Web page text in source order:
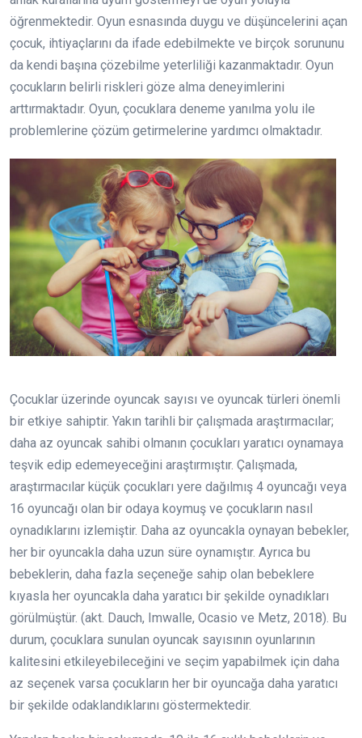
öğrenmektedir. Oyun esnasında duygu ve düşüncelerini açan
çocuk, ihtiyaçlarını da ifade edebilmekte ve birçok sorununu
da kendi başına çözebilme yeterliliği kazanmaktadır. Oyun
çocukların belirli riskleri göze alma deneyimlerini
arttırmaktadır. Oyun, çocuklara deneme yanılma yolu ile
problemlerine çözüm getirmelerine yardımcı olmaktadır.
Çocuklar üzerinde oyuncak sayısı ve oyuncak türleri önemli
bir etkiye sahiptir. Yakın tarihli bir çalışmada araştırmacılar;
daha az oyuncak sahibi olmanın çocukları yaratıcı oynamaya
teşvik edip edemeyeceğini araştırmıştır. Çalışmada,
araştırmacılar küçük çocukları yere dağılmış 4 oyuncağı veya
16 oyuncağı olan bir odaya koymuş ve çocukların nasıl
oynadıklarını izlemiştir. Daha az oyuncakla oynayan bebekler,
her bir oyuncakla daha uzun süre oynamıştır. Ayrıca bu
bebeklerin, daha fazla seçeneğe sahip olan bebeklere
kıyasla her oyuncakla daha yaratıcı bir şekilde oynadıkları
görülmüştür. (akt. Dauch, Imwalle, Ocasio ve Metz, 2018). Bu
durum, çocuklara sunulan oyuncak sayısının oyunlarının
kalitesini etkileyebileceğini ve seçim yapabilmek için daha
az seçenek varsa çocukların her bir oyuncağa daha yaratıcı
bir şekilde odaklandıklarını göstermektedir.